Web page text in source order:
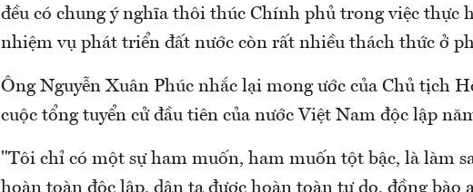
đều có chung ý nghĩa thôi thúc Chính phủ trong việc thực
nhiệm vụ phát triển đất nước còn rất nhiều thách thức ở
Ông Nguyễn Xuân Phúc nhắc lại mong ước của Chủ tịch
cuộc tổng tuyển cử đầu tiên của nước Việt Nam độc lập
"Tôi chỉ có một sự ham muốn, ham muốn tột bậc, là làm